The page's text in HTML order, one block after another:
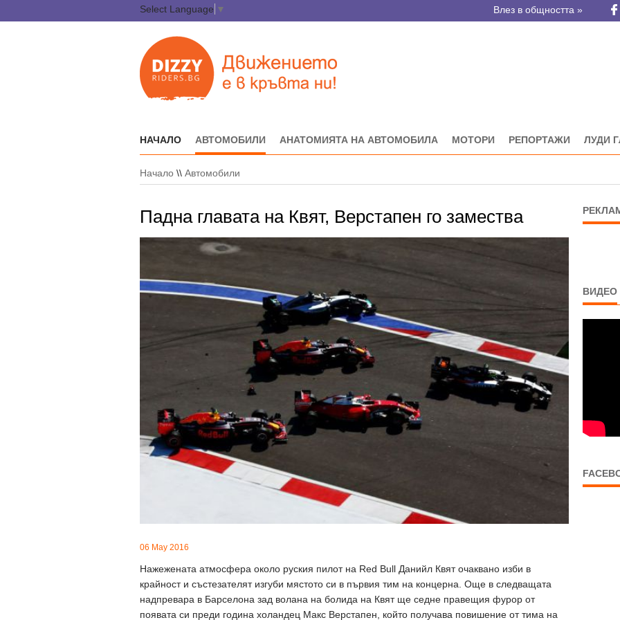
Select Language ▼ Влез в общността »
НАЧАЛО АВТОМОБИЛИ АНАТОМИЯТА НА АВТОМОБИЛА МОТОРИ РЕПОРТАЖИ ЛУДИ
Начало \\ Автомобили
Падна главата на Квят, Верстапен го замества
06 May 2016
Нажежената атмосфера около руския пилот на Red Bull Данийл Квят очаквано изби в
крайност и състезателят изгуби мястото си в първия тим на концерна. Още в следващата
надпревара в Барселона зад волана на болида на Квят ще седне правещия фурор от
появата си преди година холандец Макс Верстапен, който получава повишение от тима на
ВИДЕО